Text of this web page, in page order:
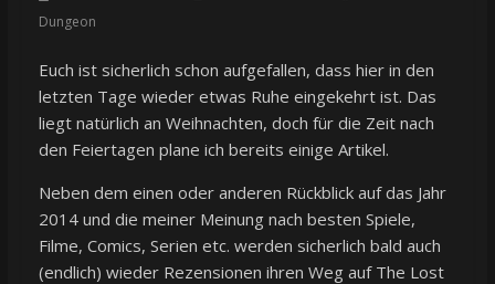
Dungeon
Euch ist sicherlich schon aufgefallen, dass hier in den
letzten Tage wieder etwas Ruhe eingekehrt ist. Das
liegt natürlich an Weihnachten, doch für die Zeit nach
den Feiertagen plane ich bereits einige Artikel.
Neben dem einen oder anderen Rückblick auf das Jahr
2014 und die meiner Meinung nach besten Spiele,
Filme, Comics, Serien etc. werden sicherlich bald auch
(endlich) wieder Rezensionen ihren Weg auf The Lost